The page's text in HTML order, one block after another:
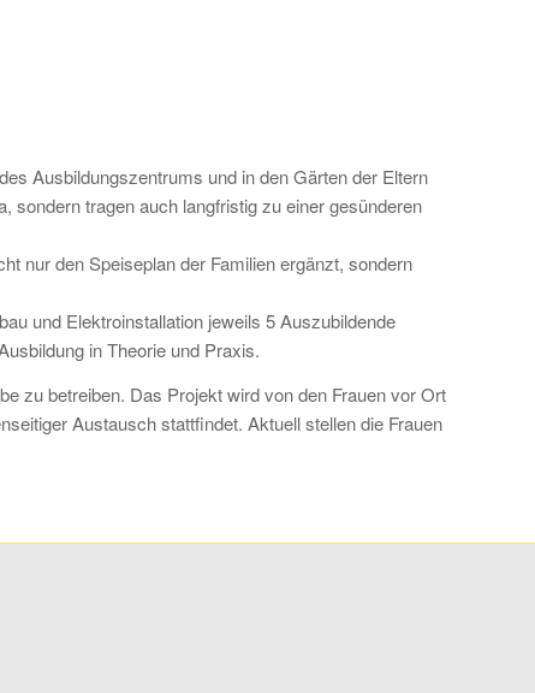
Ausbildungszentrums und in den Gärten der Eltern
sondern tragen auch langfristig zu einer gesünderen
nur den Speiseplan der Familien ergänzt, sondern
und Elektroinstallation jeweils 5 Auszubildende
in Theorie und Praxis.
zu betreiben. Das Projekt wird von den Frauen vor Ort
Austausch stattfindet. Aktuell stellen die Frauen